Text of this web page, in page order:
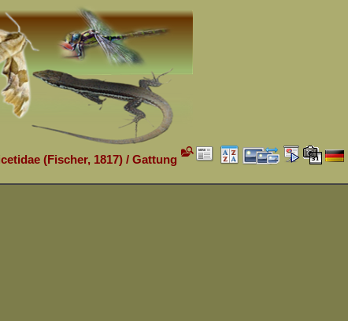
(Fischer, 1817) / Gattung